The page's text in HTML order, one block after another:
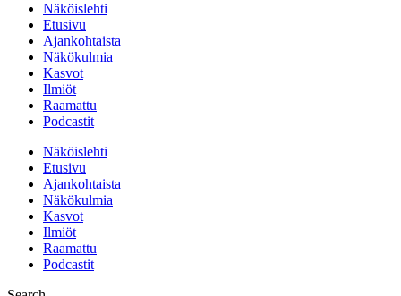
Näköislehti
Etusivu
Ajankohtaista
Näkökulmia
Kasvot
Ilmiöt
Raamattu
Podcastit
Näköislehti
Etusivu
Ajankohtaista
Näkökulmia
Kasvot
Ilmiöt
Raamattu
Podcastit